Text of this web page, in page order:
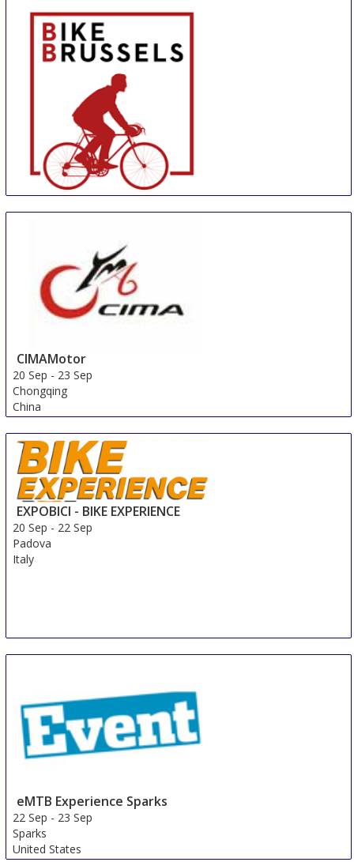
Erfurt
Germany
CIMAMotor
20 Sep - 23 Sep
Chongqing
China
EXPOBICI - BIKE EXPERIENCE
20 Sep - 22 Sep
Padova
Italy
eMTB Experience Sparks
22 Sep - 23 Sep
Sparks
United States